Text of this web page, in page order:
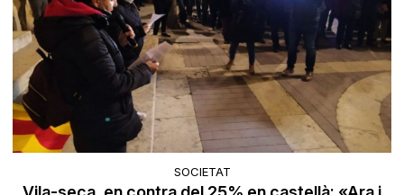
SOCIETAT